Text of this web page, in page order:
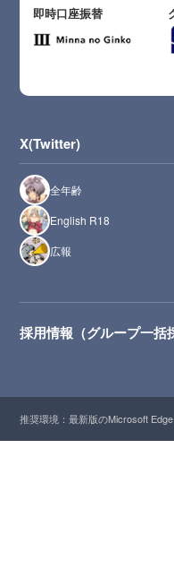
即時口座振替
X(Twitter)
全年齢
English R18
広報
採用情報（グループ一括
推奨環境：最新版のMicrosoft